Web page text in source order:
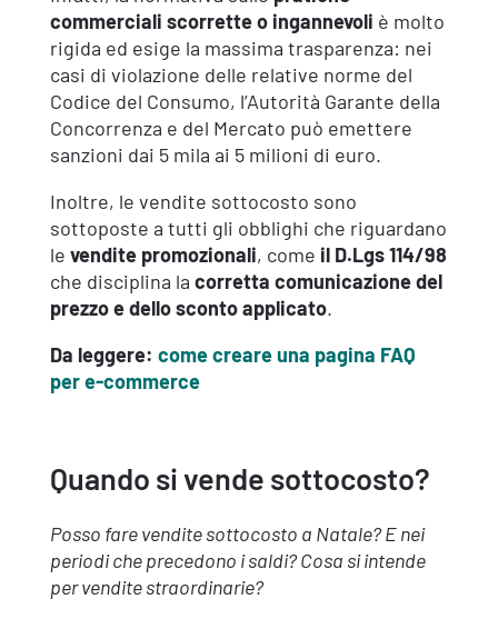
commerciali scorrette o ingannevoli è molto
rigida ed esige la massima trasparenza: nei
casi di violazione delle relative norme del
Codice del Consumo, l’Autorità Garante della
Concorrenza e del Mercato può emettere
sanzioni dai 5 mila ai 5 milioni di euro.
Inoltre, le vendite sottocosto sono
sottoposte a tutti gli obblighi che riguardano
le vendite promozionali, come il D.Lgs 114/98
che disciplina la corretta comunicazione del
prezzo e dello sconto applicato.
Da leggere: come creare una pagina FAQ
per e-commerce
Quando si vende sottocosto?
Posso fare vendite sottocosto a Natale? E nei
periodi che precedono i saldi? Cosa si intende
per vendite straordinarie?